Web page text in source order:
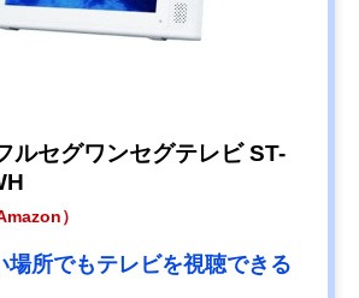
ルセグワンセグテレビ ST-
）
場所でもテレビを視聴できる